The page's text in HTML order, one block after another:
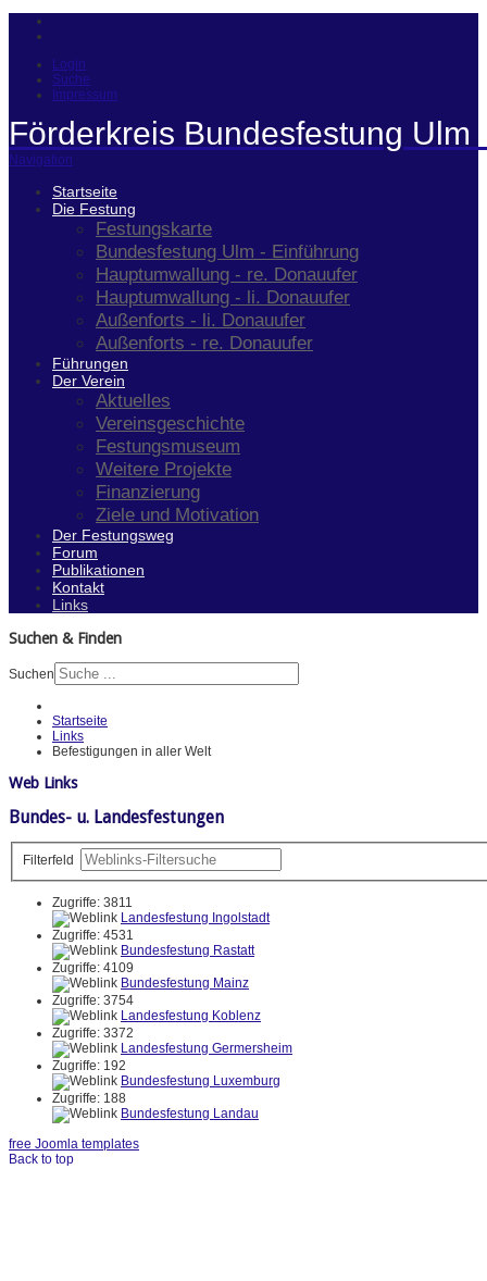
Login
Suche
Impressum
Förderkreis Bundesfestung Ulm
Navigation
Startseite
Die Festung
Festungskarte
Bundesfestung Ulm - Einführung
Hauptumwallung - re. Donauufer
Hauptumwallung - li. Donauufer
Außenforts - li. Donauufer
Außenforts - re. Donauufer
Führungen
Der Verein
Aktuelles
Vereinsgeschichte
Festungsmuseum
Weitere Projekte
Finanzierung
Ziele und Motivation
Der Festungsweg
Forum
Publikationen
Kontakt
Links
Suchen & Finden
Suchen
Startseite
Links
Befestigungen in aller Welt
Web Links
Bundes- u. Landesfestungen
Filterfeld
Zugriffe: 3811
Landesfestung Ingolstadt
Zugriffe: 4531
Bundesfestung Rastatt
Zugriffe: 4109
Bundesfestung Mainz
Zugriffe: 3754
Landesfestung Koblenz
Zugriffe: 3372
Landesfestung Germersheim
Zugriffe: 192
Bundesfestung Luxemburg
Zugriffe: 188
Bundesfestung Landau
free Joomla templates
Back to top